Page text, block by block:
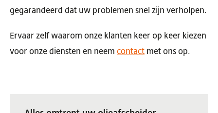
gegarandeerd dat uw problemen snel zijn verholpen.
Ervaar zelf waarom onze klanten keer op keer kiezen
voor onze diensten en neem contact met ons op.